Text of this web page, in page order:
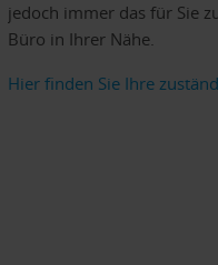
jedoch immer das für Sie
Büro in Ihrer Nähe.
Hier finden Sie Ihre